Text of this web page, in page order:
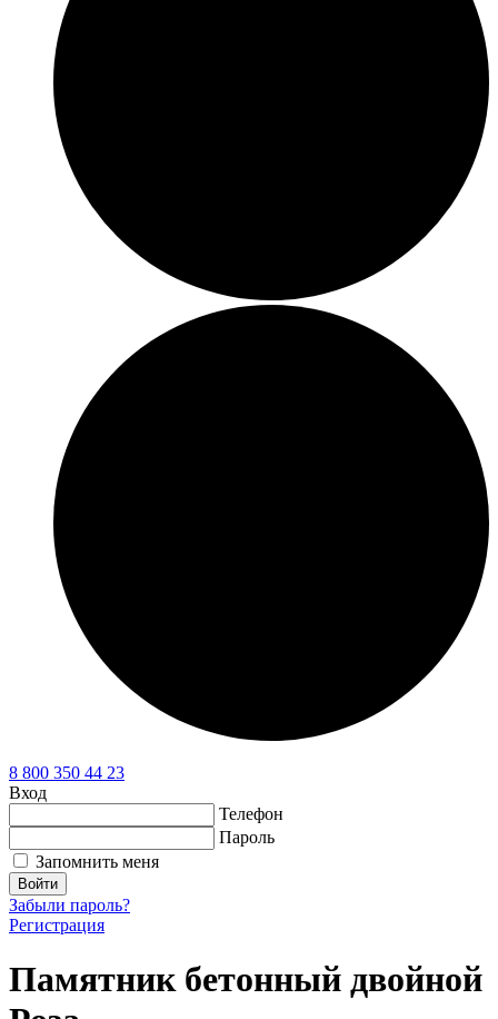
8 800 350 44 23
Вход
Телефон
Пароль
Запомнить меня
Войти
Забыли пароль?
Регистрация
Памятник бетонный двойной